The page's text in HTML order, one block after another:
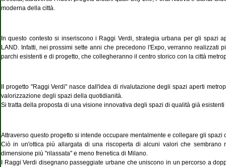
moderna della città.
In questo contesto si inseriscono i Raggi Verdi, strategia urbana per gli spazi
LAND. Infatti, nei prossimi sette anni che precedono l'Expo, verranno
parchi esistenti e di progetto, che collegheranno il centro storico con la città
II progetto "Raggi Verdi" nasce dall'idea di rivalutazione degli spazi aperti
valorizzazione degli spazi della quotidianità.
Si tratta della proposta di una visione innovativa degli spazi di qualità già
Attraverso questo progetto si intende occupare mentalmente e collegare gli
Ciò in un'ottica più allargata di una riscoperta di alcuni valori che sembrano
dimensione più "rilassata" e meno frenetica di Milano.
I Raggi Verdi disegnano passeggiate urbane che uniscono in un percorso a